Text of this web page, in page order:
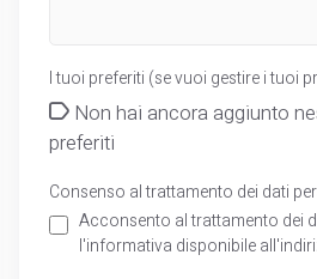
I tuoi preferiti (se vuoi gestire i tuoi
Non hai ancora aggiunto
preferiti
Consenso al trattamento dei dati
Acconsento al trattamento dei
l'informativa disponibile